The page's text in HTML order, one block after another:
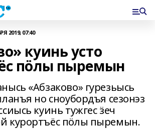
2019, 07:40
куинь усто
пӧлы пыремын
«Абзаково» гурезьысь
но сноубордъя сезонэз
куинь тужгес ӟеч
курортъёс пӧлы пыремын.